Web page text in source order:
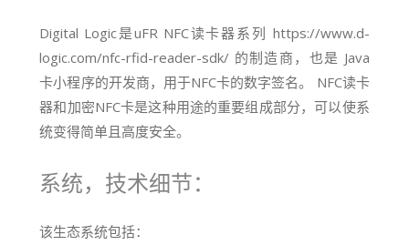
Digital Logic是uFR NFC读卡器系列 https://www.d-
logic.com/nfc-rfid-reader-sdk/ 的制造商，也是 Java
卡小程序的开发商，用于NFC卡的数字签名。 NFC读卡
器和加密NFC卡是这种用途的重要组成部分，可以使系
统变得简单且高度安全。
系统，技术细节：
该生态系统包括：